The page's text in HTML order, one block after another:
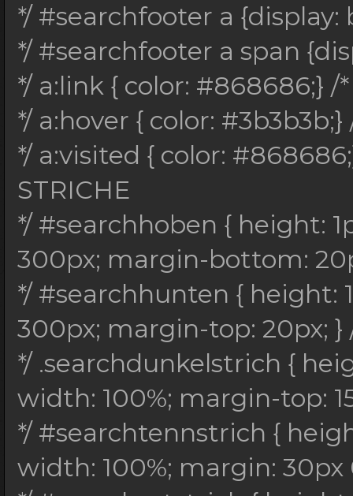
*/ #searchfooter a {display:
*/ #searchfooter a span
*/ a:link { color: #868686;} /*
*/ a:hover { color: #3b3b3b;}
*/ a:visited { color:
STRICHE
*/ #searchhoben { height:
300px; margin-bottom:
*/ #searchhunten { height:
300px; margin-top: 20px; }
*/ .searchdunkelstrich {
width: 100%; margin-top:
*/ #searchtennstrich {
width: 100%; margin: 30px